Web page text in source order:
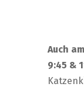
Auch
9:45 &